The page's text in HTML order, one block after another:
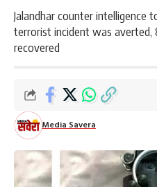
Jalandhar counter intelligence
terrorist incident was averted,
recovered
Media Savera